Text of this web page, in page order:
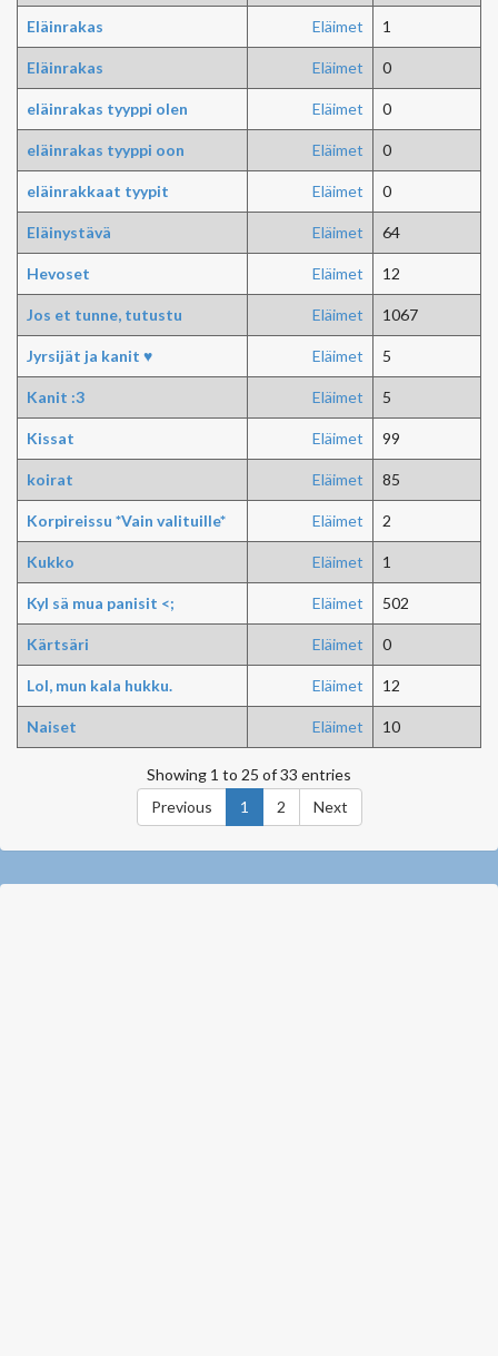
Eläinrakas Eläimet 1
Eläinrakas Eläimet 0
eläinrakas tyyppi olen Eläimet 0
eläinrakas tyyppi oon Eläimet 0
eläinrakkaat tyypit Eläimet 0
Eläinystävä Eläimet 64
Hevoset Eläimet 12
Jos et tunne, tutustu Eläimet 1067
Jyrsijät ja kanit ♥ Eläimet 5
Kanit :3 Eläimet 5
Kissat Eläimet 99
koirat Eläimet 85
Korpireissu *Vain valituille* Eläimet 2
Kukko Eläimet 1
Kyl sä mua panisit <; Eläimet 502
Kärtsäri Eläimet 0
Lol, mun kala hukku. Eläimet 12
Naiset Eläimet 10
Showing 1 to 25 of 33 entries
Previous
1 2 Next